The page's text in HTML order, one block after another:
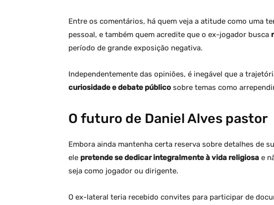
Entre os comentários, há quem veja a atitude como uma
pessoal, e também quem acredite que o ex-jogador busca
período de grande exposição negativa.
Independentemente das opiniões, é inegável que a
curiosidade e debate público sobre temas como
O futuro de Daniel Alves pastor
Embora ainda mantenha certa reserva sobre detalhes de
ele pretende se dedicar integralmente à vida religiosa e
seja como jogador ou dirigente.
O ex-lateral teria recebido convites para participar de